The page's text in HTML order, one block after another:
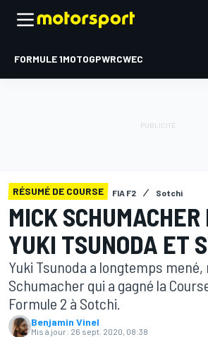
FORMULE 1MOTOGPWRCWEC
RÉSUMÉ DE COURSE FIA F2 Sotchi
MICK
YUKI TSUNODA ET
Yuki Tsunoda a longtemps
Schumacher qui a gagné la
Formule 2 à Sotchi.
Benjamin Vinel
Mis à jour: 26 sept. 2020, 08:38